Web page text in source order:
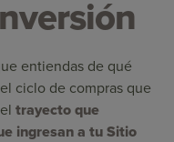
entiendas de qué
ciclo de compras que
trayecto que
ingresan a tu Sitio